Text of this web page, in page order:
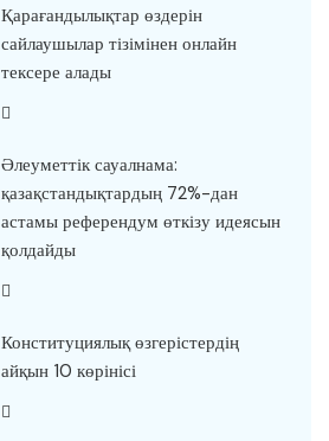
Қарағандылықтар өздерін
сайлаушылар тізімінен онлайн
тексере алады
Әлеуметтік сауалнама:
қазақстандықтардың 72%-дан
астамы референдум өткізу идеясын
қолдайды
Конституциялық өзгерістердің
айқын 10 көрінісі